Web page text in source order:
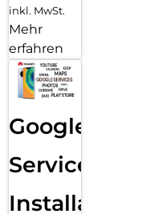
inkl. MwSt.
Mehr
erfahren
Google
Services
Installation